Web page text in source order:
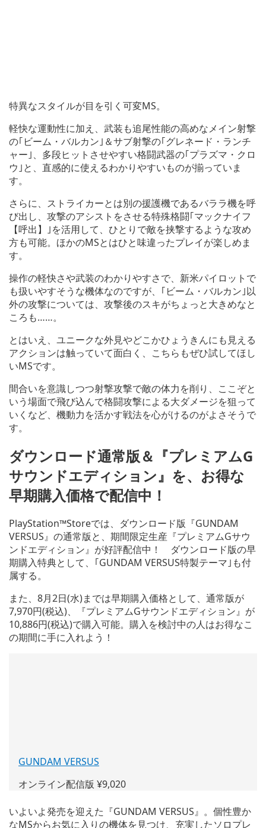
特異なスタイルが目を引く可変MS。
軽快な運動性に加え、武装も追尾性能の高めなメイン射撃
の｢ビーム・バルカン｣＆サブ射撃の｢グレネード・ランチ
ャー｣、多段ヒットさせやすい格闘武器の｢プラズマ・クロ
ウ｣と、直感的に使えるわかりやすいものが揃っていま
す。
さらに、ストライカーとは別の援護機であるバララ機を呼
び出し、攻撃のアシストをさせる特殊格闘｢マックナイフ
【呼出】｣を活用して、ひとりで敵を挟撃するような攻め
方も可能。ほかのMSとはひと味違ったプレイが楽しめま
す。
操作の軽快さや武装のわかりやすさで、新米パイロットで
も扱いやすそうな機体なのですが、｢ビーム・バルカン｣以
外の攻撃については、攻撃後のスキがちょっと大きめなと
ころも……。
とはいえ、ユニークな外見やどこかひょうきんにも見える
アクションは触っていて面白く、こちらもぜひ試してほし
いMSです。
間合いを意識しつつ射撃攻撃で敵の体力を削り、ここぞと
いう場面で飛び込んで格闘攻撃による大ダメージを狙って
いくなど、機動力を活かす戦法を心がけるのがよさそうで
す。
ダウンロード通常版＆『プレミアムG
サウンドエディション』を、お得な
早期購入価格で配信中！
PlayStation™Storeでは、ダウンロード版『GUNDAM
VERSUS』の通常版と、期間限定生産『プレミアムGサウ
ンドエディション』が好評配信中！ ダウンロード版の早
期購入特典として、｢GUNDAM VERSUS特製テーマ｣も付
属する。
また、8月2日(水)までは早期購入価格として、通常版が
7,970円(税込)、『プレミアムGサウンドエディション』が
10,886円(税込)で購入可能。購入を検討中の人はお得なこ
の期間に手に入れよう！
GUNDAM VERSUS
い
ィ
オンライン配信版 ¥9,020
いよいよ発売を迎えた『GUNDAM VERSUS』。個性豊か
なMSからお気に入りの機体を見つけ、充実したソロプレ